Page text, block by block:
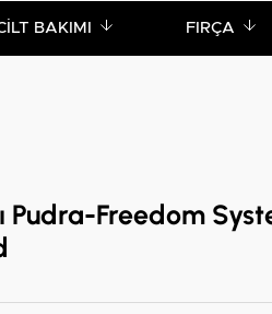
BAKIMI FIRÇA
Pudra-Freedom